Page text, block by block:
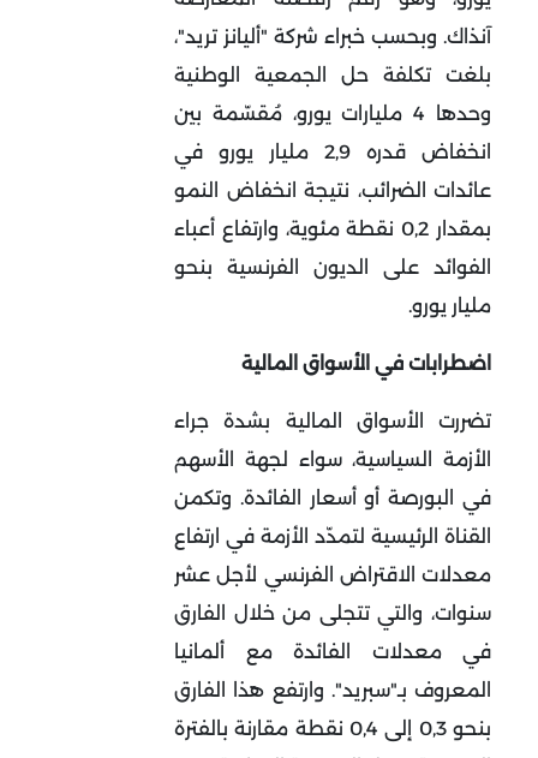
آنذاك. وبحسب خبراء شركة "أليانز تريد"،
بلغت تكلفة حل الجمعية الوطنية
وحدها 4 مليارات يورو، مُقسّمة بين
انخفاض قدره 2,9 مليار يورو في
عائدات الضرائب، نتيجة انخفاض النمو
بمقدار 0,2 نقطة مئوية، وارتفاع أعباء
الفوائد على الديون الفرنسية بنحو
مليار يورو.
اضطرابات في الأسواق المالية
تضررت الأسواق المالية بشدة جراء
الأزمة السياسية، سواء لجهة الأسهم
في البورصة أو أسعار الفائدة. وتكمن
القناة الرئيسية لتمدّد الأزمة في ارتفاع
معدلات الاقتراض الفرنسي لأجل عشر
سنوات، والتي تتجلى من خلال الفارق
في معدلات الفائدة مع ألمانيا
المعروف بـ"سبريد". وارتفع هذا الفارق
بنحو 0,3 إلى 0,4 نقطة مقارنة بالفترة